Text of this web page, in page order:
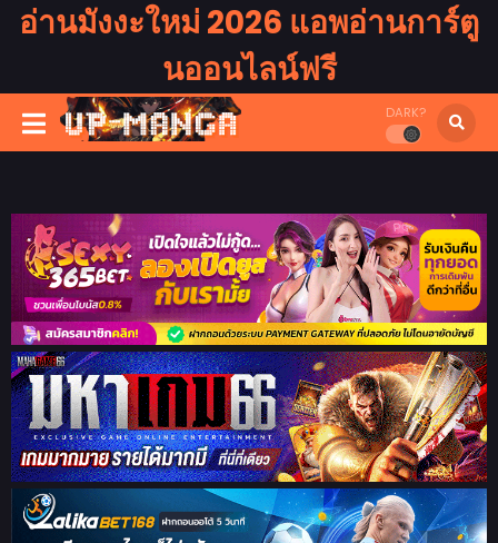
อ่านมังงะใหม่ 2026 แอพอ่านการ์ตู
นออนไลน์ฟรี
DARK?